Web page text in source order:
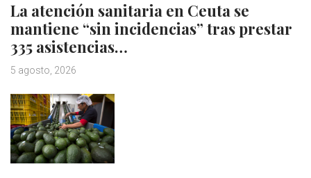
La atención sanitaria en Ceuta se
mantiene “sin incidencias” tras prestar
335 asistencias…
5 agosto, 2026